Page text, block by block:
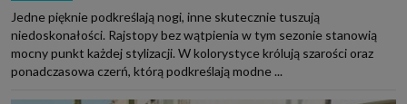
Jedne pięknie podkreślają nogi, inne skutecznie tuszują
niedoskonałości. Rajstopy bez wątpienia w tym sezonie stanowią
mocny punkt każdej stylizacji. W kolorystyce królują szarości oraz
ponadczasowa czerń, którą podkreślają modne ...